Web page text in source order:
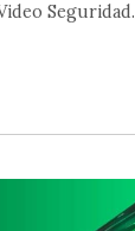
Seguridad.